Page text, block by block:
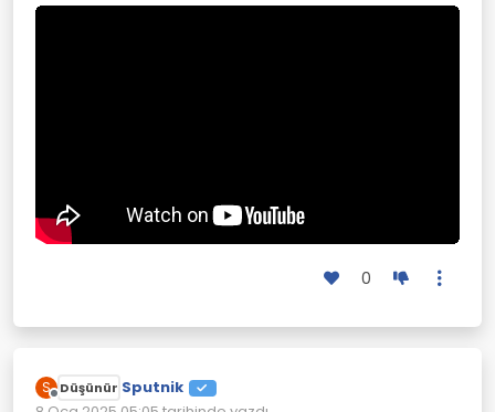
0
S
Çevrimdışı
Düşünür Sputnik